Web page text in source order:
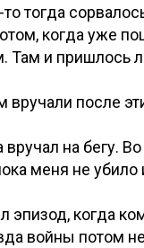
тогда
когда уже
Там и пришлось
после
на бегу.
меня не убило
когда
войны потом